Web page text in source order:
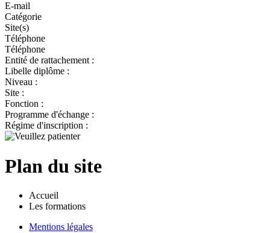
E-mail
Catégorie
Site(s)
Téléphone
Téléphone
Entité de rattachement :
Libelle diplôme :
Niveau :
Site :
Fonction :
Programme d'échange :
Régime d'inscription :
Plan du site
Accueil
Les formations
Mentions légales